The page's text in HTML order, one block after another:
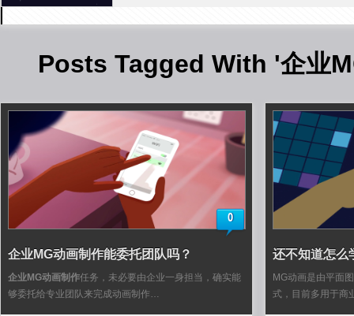
Posts Tagged With '企业
0
企业MG动画制作能委托团队吗？
企业MG动画制作任务，未必要由企业一身担当，确实能
够委托给专业团队来完成动画制作…
还不知道怎么
MG动画是由平面
式，目前多用于